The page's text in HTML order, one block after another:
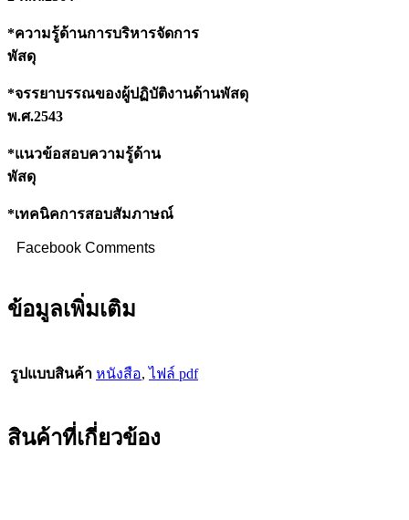
*ความรู้ด้านการบริหารจัดการ
พัสดุ
*จรรยาบรรณของผู้ปฏิบัติงานด้านพัสดุ
พ.ศ.2543
*แนวข้อสอบความรู้ด้าน
พัสดุ
*เทคนิคการสอบสัมภาษณ์
Facebook Comments
ข้อมูลเพิ่มเติม
รูปแบบสินค้า หนังสือ,ไฟล์ pdf
สินค้าที่เกี่ยวข้อง